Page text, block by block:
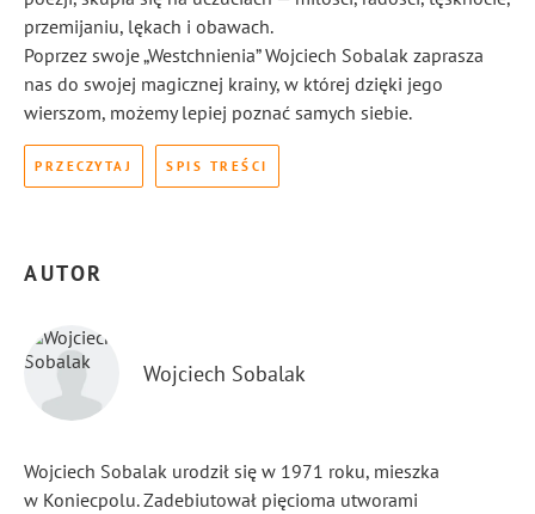
przemijaniu, lękach i obawach.
Poprzez swoje „Westchnienia” Wojciech Sobalak zaprasza
nas do swojej magicznej krainy, w której dzięki jego
wierszom, możemy lepiej poznać samych siebie.
PRZECZYTAJ SPIS TREŚCI
AUTOR
Wojciech Sobalak
Wojciech Sobalak urodził się w 1971 roku, mieszka
w Koniecpolu. Zadebiutował pięcioma utworami